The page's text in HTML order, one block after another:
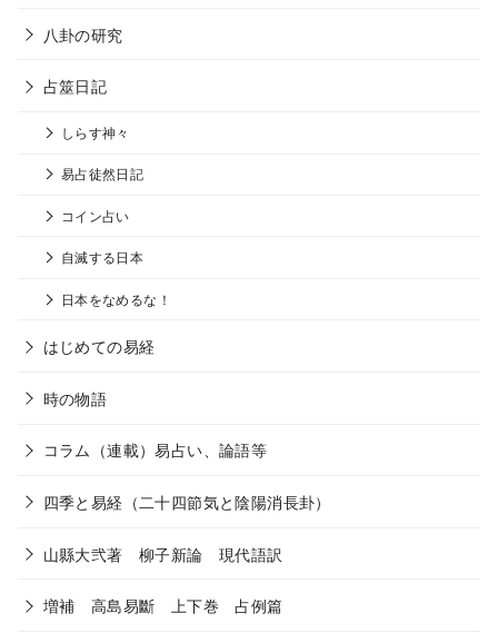
八卦の研究
占筮日記
しらす神々
易占徒然日記
コイン占い
自滅する日本
日本をなめるな！
はじめての易経
時の物語
コラム（連載）易占い、論語等
四季と易経（二十四節気と陰陽消長卦）
山縣大弐著 柳子新論 現代語訳
増補 高島易斷 上下巻 占例篇